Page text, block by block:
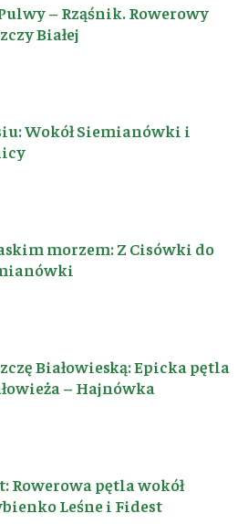
– Rząśnik. Rowerowy
Białej
Wokół Siemianówki i
morzem: Z Cisówki do
Białowieską: Epicka pętla
– Hajnówka
Rowerowa pętla wokół
Leśne i Fidest